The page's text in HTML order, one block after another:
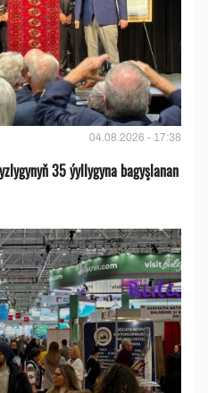
04.08.2026 - 17:38
35 ýyllygyna bagyşlanan